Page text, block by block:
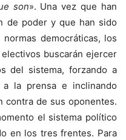
son». Una vez que han
de poder y que han sido
democráticas, los
buscarán ejercer
del sistema, forzando a
la prensa e inclinando
contra de sus oponentes.
el sistema político
en los tres frentes. Para